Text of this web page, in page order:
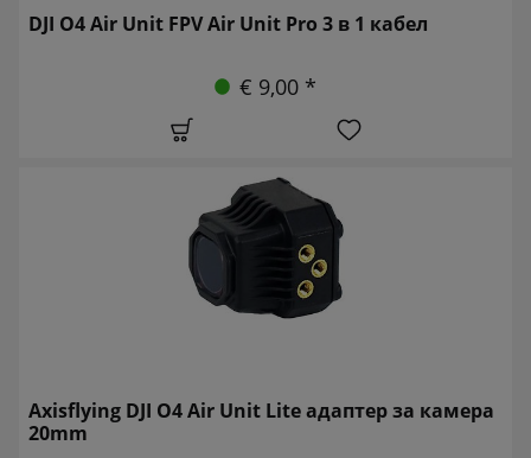
DJI O4 Air Unit FPV Air Unit Pro 3 в 1 кабел
€ 9,00 *
Axisflying DJI O4 Air Unit Lite адаптер за камера
20mm